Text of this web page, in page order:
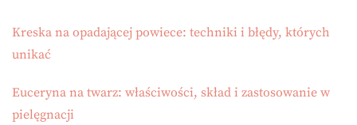
Kreska na opadającej powiece: techniki i błędy, których
unikać
Euceryna na twarz: właściwości, skład i zastosowanie w
pielęgnacji